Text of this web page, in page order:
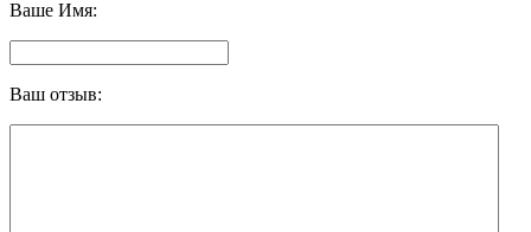
Ваше Имя:
Ваш отзыв: